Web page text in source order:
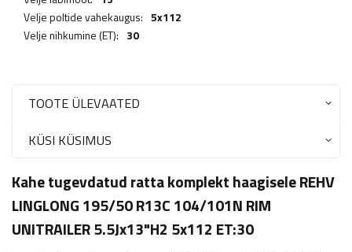
Velje poltide vahekaugus: 5x112
Velje nihkumine (ET): 30
TOOTE ÜLEVAATED
KÜSI KÜSIMUS
Kahe tugevdatud ratta komplekt haagisele REHV
LINGLONG 195/50 R13C 104/101N RIM
UNITRAILER 5.5Jx13"H2 5x112 ET:30